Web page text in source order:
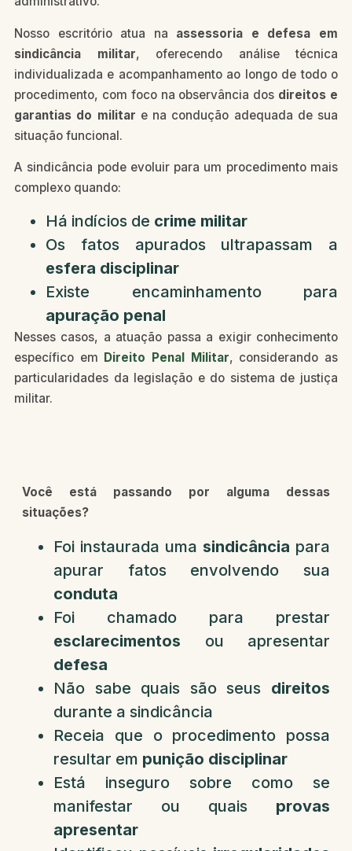
Nosso escritório atua na assessoria e defesa em
sindicância militar, oferecendo análise técnica
individualizada e acompanhamento ao longo de todo o
procedimento, com foco na observância dos direitos e
garantias do militar e na condução adequada de sua
situação funcional.
A sindicância pode evoluir para um procedimento mais
complexo quando:
Há indícios de crime militar
Os fatos apurados ultrapassam a
esfera disciplinar
Existe encaminhamento para
apuração penal
Nesses casos, a atuação passa a exigir conhecimento
específico em Direito Penal Militar, considerando as
particularidades da legislação e do sistema de justiça
militar.
Você está passando por alguma dessas
situações?
Foi instaurada uma sindicância para
apurar fatos envolvendo sua
conduta
Foi chamado para prestar
esclarecimentos ou apresentar
defesa
Não sabe quais são seus direitos
durante a sindicância
Receia que o procedimento possa
resultar em punição disciplinar
Está inseguro sobre como se
manifestar ou quais provas
apresentar